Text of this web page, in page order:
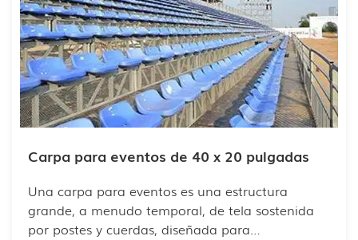
Carpa para eventos de 40 x 20 pulgadas
Una carpa para eventos es una estructura
grande, a menudo temporal, de tela sostenida
por postes y cuerdas, diseñada para